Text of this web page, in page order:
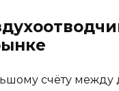
счёту между